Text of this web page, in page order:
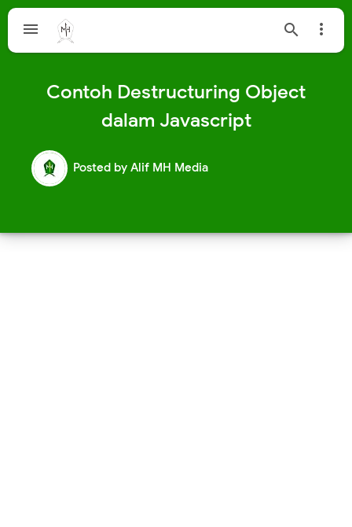
  
Contoh Destructuring Object
dalam Javascript
Posted by Alif MH Media